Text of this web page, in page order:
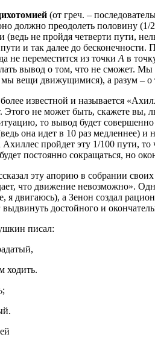
(от греч. –
должно преодолеть половину
(ведь не пройдя четверти пути,
и так далее до
не переместится из точки А в
вывод о том, что не сможет.
вещи движущимися), а разум – о
известной и называется
Этого не может быть, скажете вы,
то вывод будет
она идет в 10 раз медленнее)
пройдет эту 1/100 пути,
постоянно сокращаться, но
эту апорию в собрании
что движение невозможно».
я двигаюсь), а Зенон создал
достойного и
писал:
ходить.